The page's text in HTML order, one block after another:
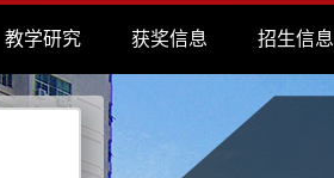
教学研究 获奖信息 招生信息